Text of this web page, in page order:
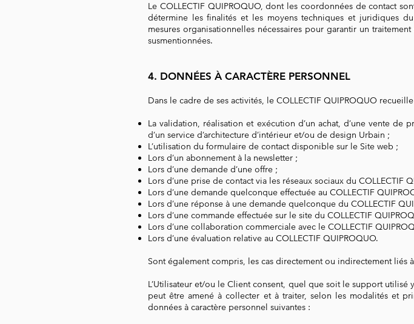
Le COLLECTIF QUIPROQUO, dont les coordonnées de contact
détermine les finalités et les moyens techniques et juridiques
mesures organisationnelles nécessaires pour garantir un
susmentionnées.
4. DONNÉES À CARACTÈRE PERSONNEL
Dans le cadre de ses activités, le COLLECTIF QUIPROQUO
La validation, réalisation et exécution d’un achat, d’une vente
d’un service d’architecture d’intérieur et/ou de design Urbain ;
L’utilisation du formulaire de contact disponible sur le Site web ;
Lors d’un abonnement à la newsletter ;
Lors d’une demande d’une offre ;
Lors d’une prise de contact via les réseaux sociaux du COLLECTIF
Lors d’une demande quelconque effectuée au COLLECTIF
Lors d’une réponse à une demande quelconque du COLLECTIF
Lors d’une commande effectuée sur le site du COLLECTIF
Lors d’une collaboration commerciale avec le COLLECTIF
Lors d’une évaluation relative au COLLECTIF QUIPROQUO.
Sont également compris, les cas directement ou indirectement liés
L’Utilisateur et/ou le Client consent, quel que soit le support
peut être amené à collecter et à traiter, selon les modalités et
données à caractère personnel suivantes :